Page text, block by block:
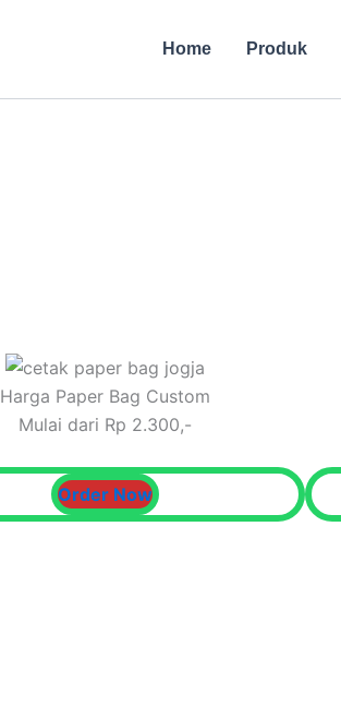
Home Produk
Harga Paper Bag Custom
Mulai dari Rp 2.300,-
Order Now